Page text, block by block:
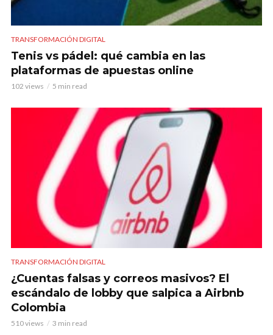
TRANSFORMACIÓN DIGITAL
Tenis vs pádel: qué cambia en las
plataformas de apuestas online
102 views 5 min read
TRANSFORMACIÓN DIGITAL
¿Cuentas falsas y correos masivos? El
escándalo de lobby que salpica a Airbnb
Colombia
510 views 3 min read